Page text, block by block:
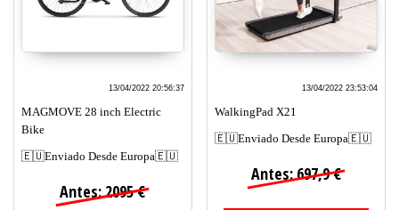
13/04/2022 20:56:37
MAGMOVE 28 inch Electric
Bike
🇪🇺Enviado Desde Europa🇪🇺
Antes: 2095 €
13/04/2022 23:53:04
WalkingPad X21
🇪🇺Enviado Desde Europa🇪🇺
Antes: 697,9 €